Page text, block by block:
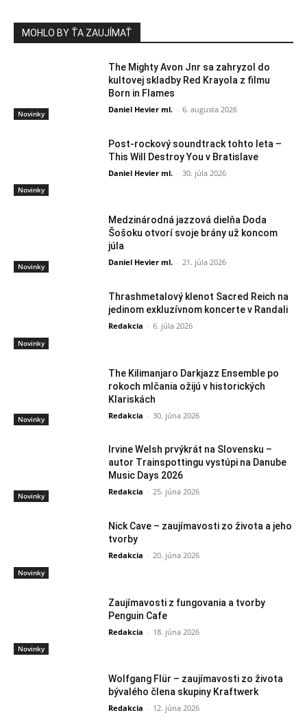
MOHLO BY ŤA ZAUJÍMAŤ
Novinky
The Mighty Avon Jnr sa zahryzol do
kultovej skladby Red Krayola z filmu
Born in Flames
Daniel Hevier ml. - 6. augusta 2026
Novinky
Post-rockový soundtrack tohto leta –
This Will Destroy You v Bratislave
Daniel Hevier ml. - 30. júla 2026
Novinky
Medzinárodná jazzová dielňa Doda
Šošoku otvorí svoje brány už koncom
júla
Daniel Hevier ml. - 21. júla 2026
Novinky
Thrashmetalový klenot Sacred Reich na
jedinom exkluzívnom koncerte v Randali
Redakcia - 6. júla 2026
Novinky
The Kilimanjaro Darkjazz Ensemble po
rokoch mlčania ožijú v historických
Klariskách
Redakcia - 30. júna 2026
Novinky
Irvine Welsh prvýkrát na Slovensku –
autor Trainspottingu vystúpi na Danube
Music Days 2026
Redakcia - 25. júna 2026
Novinky
Nick Cave – zaujímavosti zo života a jeho
tvorby
Redakcia - 20. júna 2026
Novinky
Zaujímavosti z fungovania a tvorby
Penguin Cafe
Redakcia - 18. júna 2026
Wolfgang Flür – zaujímavosti zo života
bývalého člena skupiny Kraftwerk
Redakcia - 12. júna 2026